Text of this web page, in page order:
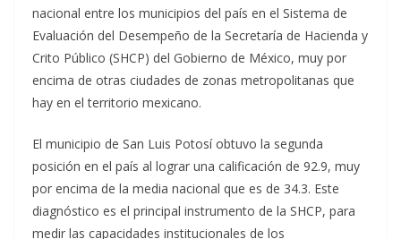
nacional entre los municipios del país en el Sistema de
Evaluación del Desempeño de la Secretaría de Hacienda y
Crito Público (SHCP) del Gobierno de México, muy por
encima de otras ciudades de zonas metropolitanas que
hay en el territorio mexicano.
El municipio de San Luis Potosí obtuvo la segunda
posición en el país al lograr una calificación de 92.9, muy
por encima de la media nacional que es de 34.3. Este
diagnóstico es el principal instrumento de la SHCP, para
medir las capacidades institucionales de los